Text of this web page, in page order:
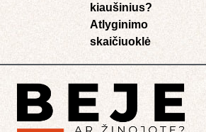
kiaušinius?
Atlyginimo
skaičiuoklė​